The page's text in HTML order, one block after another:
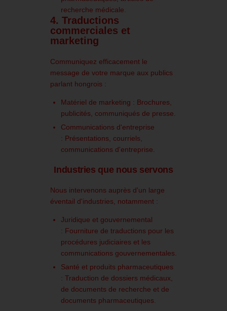
recherche médicale.
4. Traductions
commerciales et
marketing
Communiquez efficacement le
message de votre marque aux publics
parlant hongrois :
Matériel de marketing : Brochures,
publicités, communiqués de presse.
Communications d'entreprise
: Présentations, courriels,
communications d'entreprise.
Industries que nous servons
Nous intervenons auprès d'un large
éventail d'industries, notamment :
Juridique et gouvernemental
: Fourniture de traductions pour les
procédures judiciaires et les
communications gouvernementales.
Santé et produits pharmaceutiques
: Traduction de dossiers médicaux,
de documents de recherche et de
documents pharmaceutiques.